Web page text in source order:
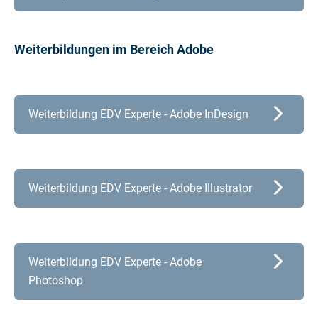
Weiterbildungen im Bereich Adobe
Weiterbildung EDV Experte - Adobe InDesign
Weiterbildung EDV Experte - Adobe Illustrator
Weiterbildung EDV Experte - Adobe
Photoshop